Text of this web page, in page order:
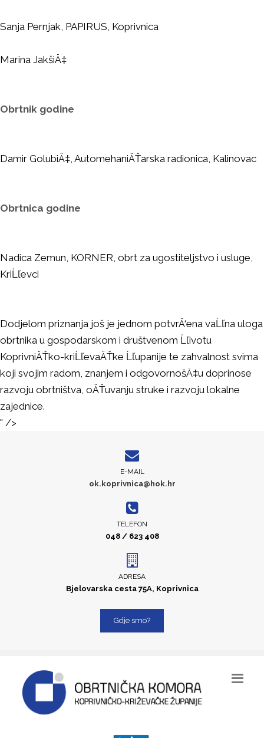
Sanja Pernjak, PAPIRUS, Koprivnica
Marina JakšiÄ‡
Obrtnik godine
Damir GolubiÄ‡, AutomehaniÄŤarska radionica, Kalinovac
Obrtnica godine
Nadica Zemun, KORNER, obrt za ugostiteljstvo i usluge,
KriĹľevci
Dodjelom priznanja još je jednom potvrÄ‘ena vaĹľna uloga
obrtnika u gospodarskom i društvenom Ĺľivotu
KoprivniÄŤko-kriĹľevaÄŤke Ĺľupanije te zahvalnost svima
koji svojim radom, znanjem i odgovornošÄ‡u doprinose
razvoju obrtništva, oÄŤuvanju struke i razvoju lokalne
zajednice.
" />
E-MAIL
ok.koprivnica@hok.hr
TELEFON
048 / 623 408
ADRESA
Bjelovarska cesta 75A, Koprivnica
Gdje smo?